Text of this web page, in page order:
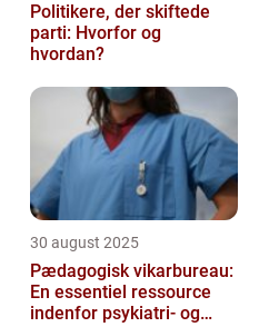
Politikere, der skiftede
parti: Hvorfor og
hvordan?
30 august 2025
Pædagogisk vikarbureau:
En essentiel ressource
indenfor psykiatri- og